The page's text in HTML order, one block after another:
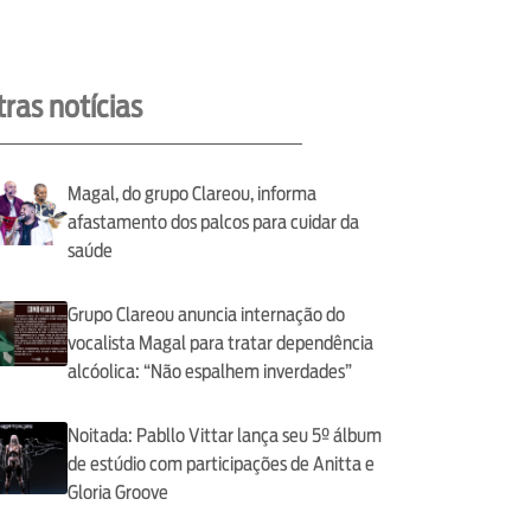
notícias
Magal, do grupo Clareou, informa
afastamento dos palcos para cuidar da
saúde
Grupo Clareou anuncia internação do
vocalista Magal para tratar dependência
alcóolica: “Não espalhem inverdades”
Noitada: Pabllo Vittar lança seu 5º álbum
de estúdio com participações de Anitta e
Gloria Groove